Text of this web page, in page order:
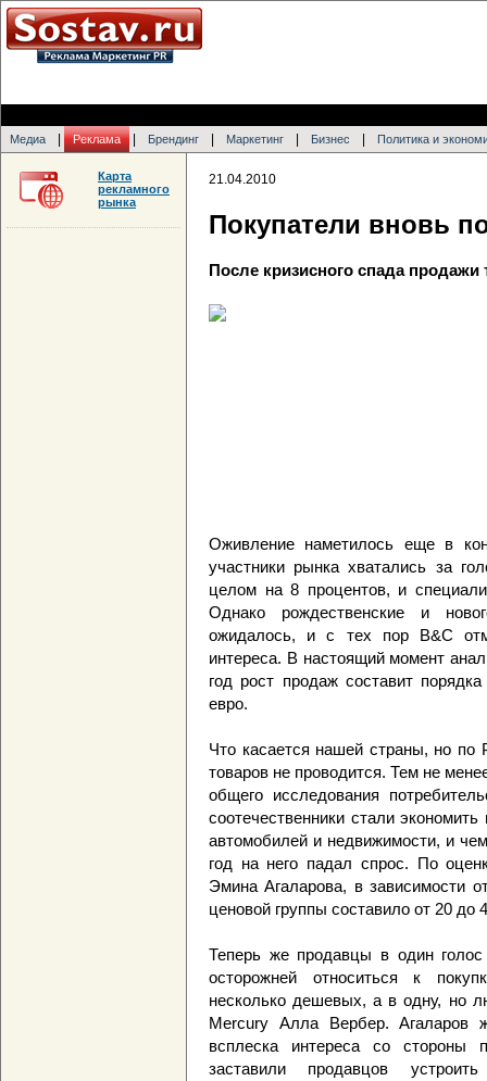
Медиа Реклама Брендинг Маркетинг Бизнес Политика и
21.04.2010
Покупатели вновь
После кризисного спада продажи
Оживление наметилось еще в
участники рынка хватались за
целом на 8 процентов, и
Однако рождественские и
ожидалось, и с тех пор B&C
интереса. В настоящий момент
год рост продаж составит
евро.
Что касается нашей страны, но по
товаров не проводится. Тем не
общего исследования
соотечественники стали
автомобилей и недвижимости, и
год на него падал спрос. По
Эмина Агаларова, в зависимости
ценовой группы составило от 20 до
Теперь же продавцы в один
осторожней относиться к
несколько дешевых, а в одну, но
Mercury Алла Вербер. Агаларов
всплеска интереса со стороны
заставили продавцов
Карта
рекламного
рынка